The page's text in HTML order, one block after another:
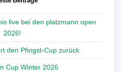
live bei den platzmann open
2026!
den Pfingst-Cup zurück
Cup Winter 2026